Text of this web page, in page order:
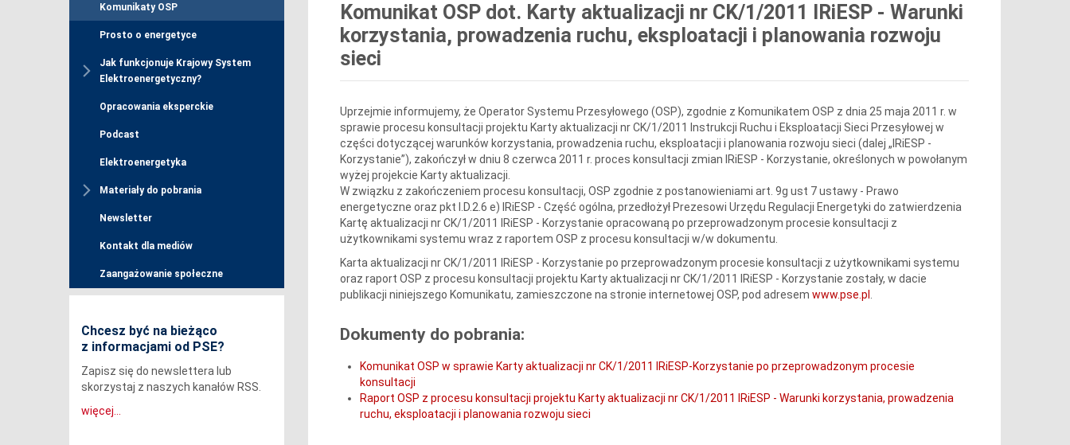
Komunikaty OSP
Prosto o energetyce
Jak funkcjonuje Krajowy System
Elektroenergetyczny?
Opracowania eksperckie
Podcast
Elektroenergetyka
Materiały do pobrania
Newsletter
Kontakt dla mediów
Zaangażowanie społeczne
Chcesz być na bieżąco
z informacjami od PSE?
Zapisz się do newslettera lub
skorzystaj z naszych kanałów RSS.
więcej...
Komunikat OSP dot. Karty aktualizacji nr CK/1/2011 IRiESP - Warunki
korzystania, prowadzenia ruchu, eksploatacji i planowania rozwoju
sieci
Uprzejmie informujemy, że Operator Systemu Przesyłowego (OSP), zgodnie z Komunikatem OSP z dnia 25 maja 2011 r. w
sprawie procesu konsultacji projektu Karty aktualizacji nr CK/1/2011 Instrukcji Ruchu i Eksploatacji Sieci Przesyłowej w
części dotyczącej warunków korzystania, prowadzenia ruchu, eksploatacji i planowania rozwoju sieci (dalej „IRiESP -
Korzystanie”), zakończył w dniu 8 czerwca 2011 r. proces konsultacji zmian IRiESP - Korzystanie, określonych w powołanym
wyżej projekcie Karty aktualizacji.
W związku z zakończeniem procesu konsultacji, OSP zgodnie z postanowieniami art. 9g ust 7 ustawy - Prawo
energetyczne oraz pkt I.D.2.6 e) IRiESP - Część ogólna, przedłożył Prezesowi Urzędu Regulacji Energetyki do zatwierdzenia
Kartę aktualizacji nr CK/1/2011 IRiESP - Korzystanie opracowaną po przeprowadzonym procesie konsultacji z
użytkownikami systemu wraz z raportem OSP z procesu konsultacji w/w dokumentu.
Karta aktualizacji nr CK/1/2011 IRiESP - Korzystanie po przeprowadzonym procesie konsultacji z użytkownikami systemu
oraz raport OSP z procesu konsultacji projektu Karty aktualizacji nr CK/1/2011 IRiESP - Korzystanie zostały, w dacie
publikacji niniejszego Komunikatu, zamieszczone na stronie internetowej OSP, pod adresem www.pse.pl
Dokumenty do pobrania:
Komunikat OSP w sprawie Karty aktualizacji nr CK/1/2011 IRiESP-Korzystanie po przeprowadzonym procesie
konsultacji
Raport OSP z procesu konsultacji projektu Karty aktualizacji nr CK/1/2011 IRiESP - Warunki korzystania, prowadzenia
ruchu, eksploatacji i planowania rozwoju sieci